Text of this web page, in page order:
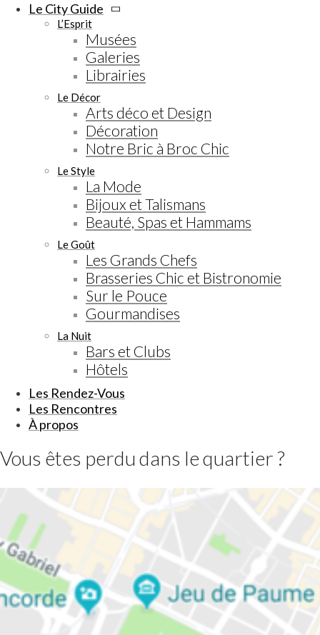
Le City Guide
L’Esprit
Musées
Galeries
Librairies
Le Décor
Arts déco et Design
Décoration
Notre Bric à Broc Chic
Le Style
La Mode
Bijoux et Talismans
Beauté, Spas et Hammams
Le Goût
Les Grands Chefs
Brasseries Chic et Bistronomie
Sur le Pouce
Gourmandises
La Nuit
Bars et Clubs
Hôtels
Les Rendez-Vous
Les Rencontres
À propos
Vous êtes perdu dans le quartier ?